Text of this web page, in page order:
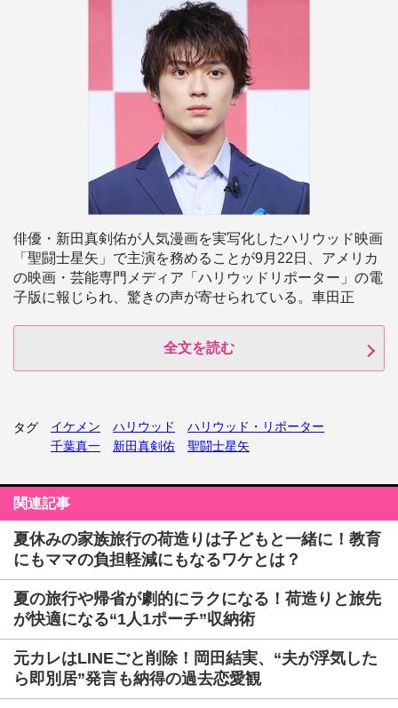
俳優・新田真剣佑が人気漫画を実写化したハリウッド映画
「聖闘士星矢」で主演を務めることが9月22日、アメリカ
の映画・芸能専門メディア「ハリウッドリポーター」の電
子版に報じられ、驚きの声が寄せられている。車田正
全文を読む
タグ イケメン ハリウッド
ハリウッド・リポーター
千葉真一
新田真剣佑 聖闘士星矢
関連記事
夏休みの家族旅行の荷造りは子どもと一緒に！教育
にもママの負担軽減にもなるワケとは？
夏の旅行や帰省が劇的にラクになる！荷造りと旅先
が快適になる“1人1ポーチ”収納術
元カレはLINEごと削除！岡田結実、“夫が浮気した
ら即別居”発言も納得の過去恋愛観